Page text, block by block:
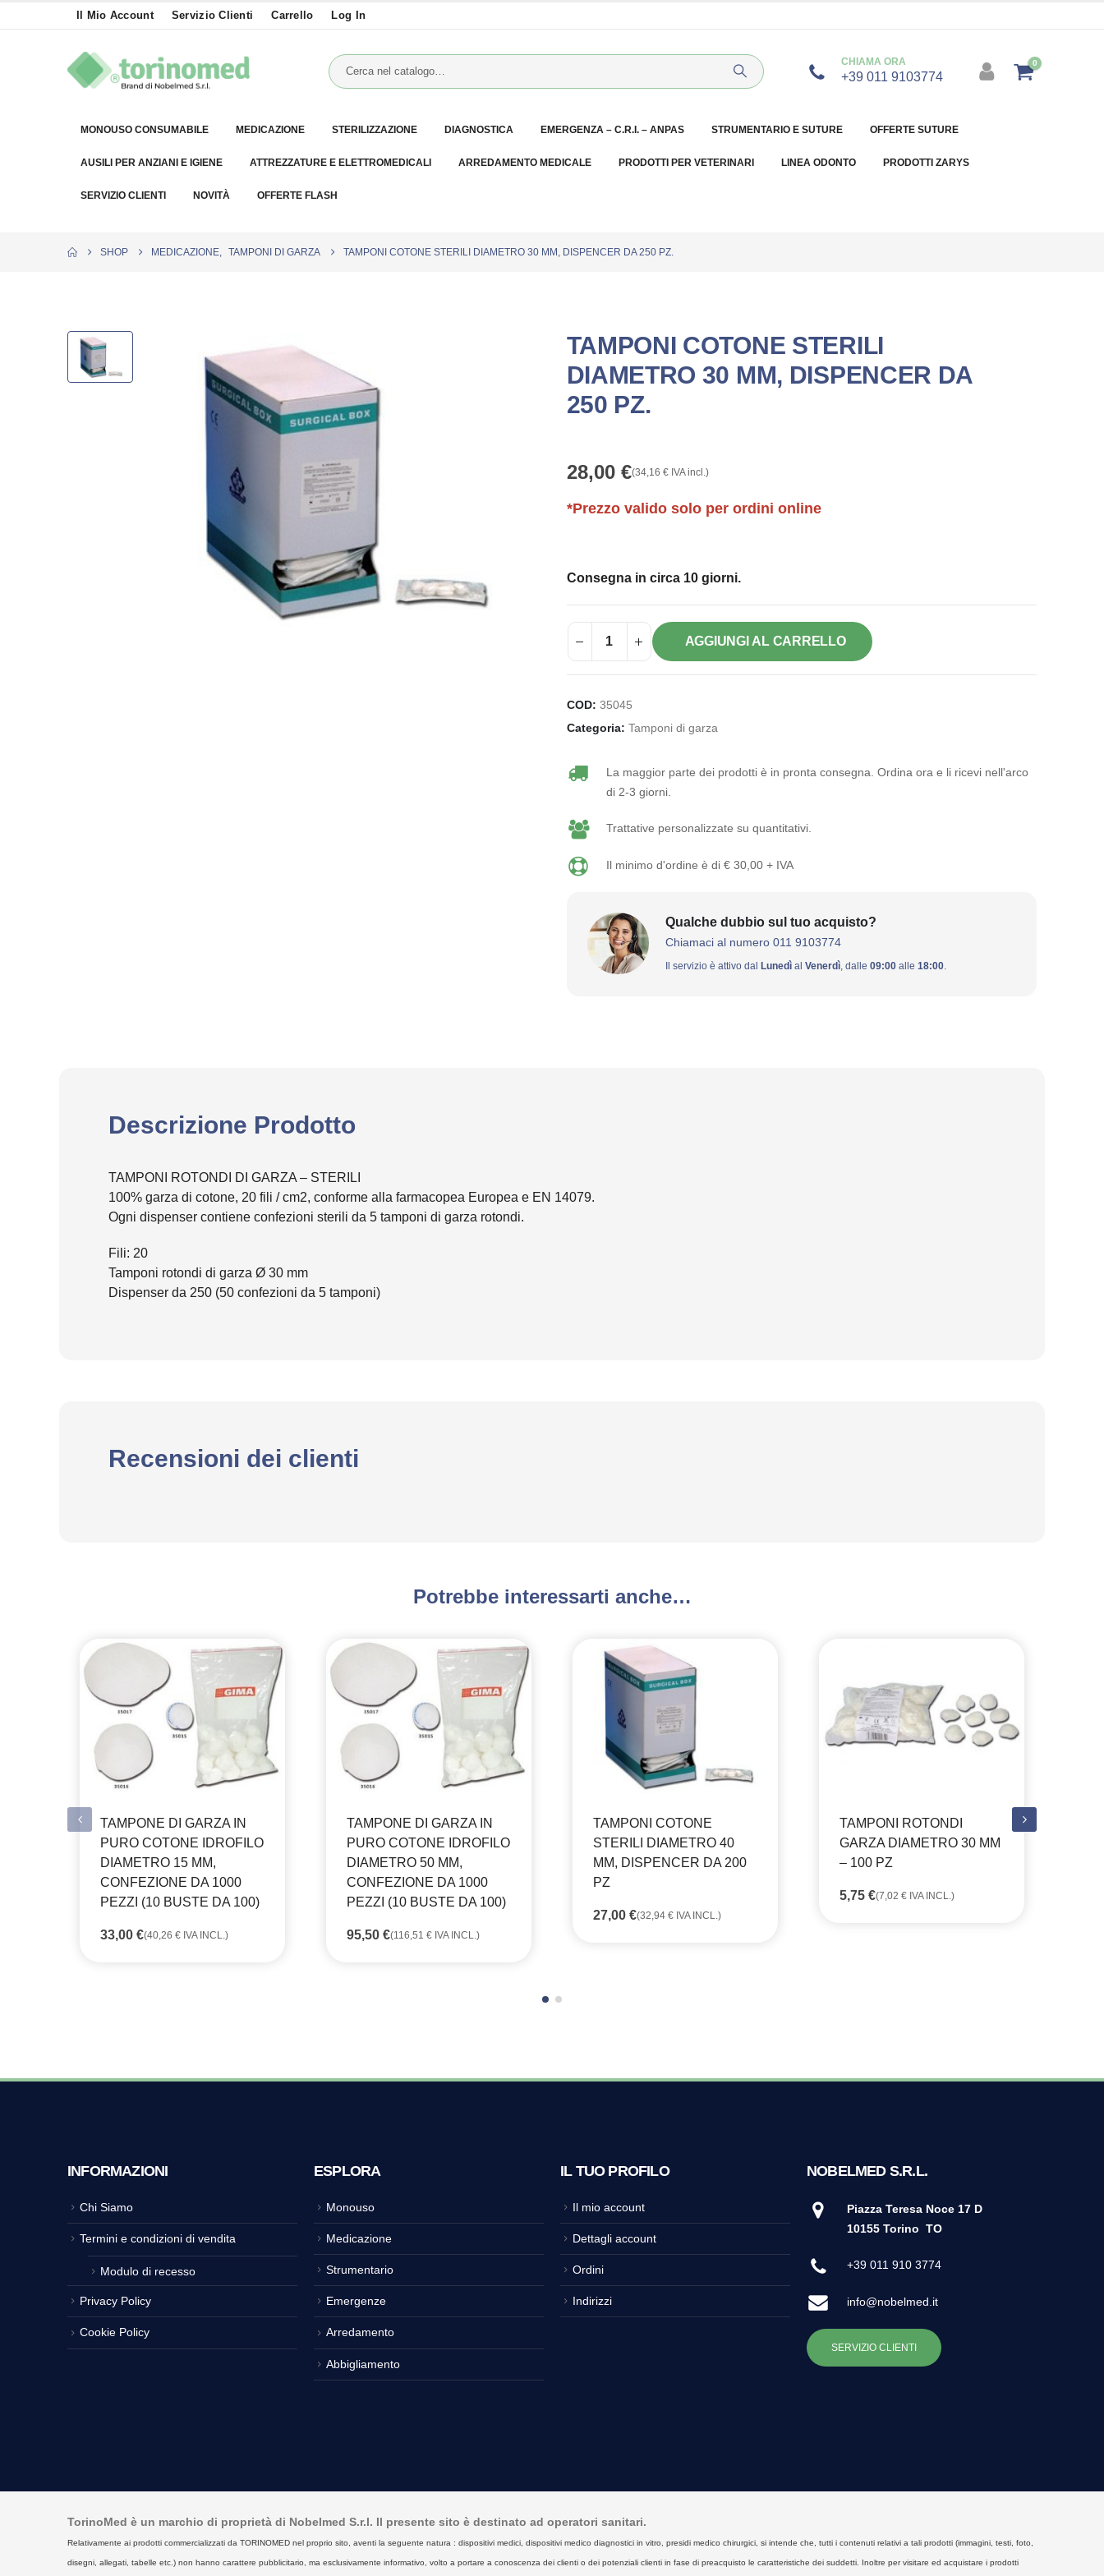
Il Mio Account Servizio Clienti Carrello Log In
CHIAMA ORA
+39 011 9103774
0
MONOUSO CONSUMABILE MEDICAZIONE STERILIZZAZIONE DIAGNOSTICA EMERGENZA – C.R.I. – ANPAS STRUMENTARIO E SUTURE OFFERTE SUTURE
AUSILI PER ANZIANI E IGIENE ATTREZZATURE E ELETTROMEDICALI ARREDAMENTO MEDICALE PRODOTTI PER VETERINARI LINEA ODONTO PRODOTTI ZARYS
SERVIZIO CLIENTI NOVITÀ OFFERTE FLASH
SHOP MEDICAZIONE TAMPONI DI GARZA TAMPONI COTONE STERILI DIAMETRO 30 MM, DISPENCER DA 250 PZ.
TAMPONI COTONE STERILI
DIAMETRO 30 MM, DISPENCER DA
250 PZ.
28,00 €(34,16 €IVA incl.)
*Prezzo valido solo per ordini online
Consegna in circa 10 giorni.
AGGIUNGI AL CARRELLO
COD: 35045
Categoria: Tamponi di garza
La maggior parte dei prodotti è in pronta consegna. Ordina ora e li ricevi nell'arco
di 2-3 giorni.
Trattative personalizzate su quantitativi.
Il minimo d'ordine è di € 30,00 + IVA
Qualche dubbio sul tuo acquisto?
Chiamaci al numero 011 9103774
Il servizio è attivo dal Lunedìal Venerdì, dalle 09:00alle 18:00.
Descrizione Prodotto
TAMPONI ROTONDI DI GARZA – STERILI
100% garza di cotone, 20 fili / cm2, conforme alla farmacopea Europea e EN 14079.
Ogni dispenser contiene confezioni sterili da 5 tamponi di garza rotondi.
Fili: 20
Tamponi rotondi di garza Ø 30 mm
Dispenser da 250 (50 confezioni da 5 tamponi)
Recensioni dei clienti
Potrebbe interessarti anche…
TAMPONE DI GARZA IN
PURO COTONE IDROFILO
DIAMETRO 15 MM,
CONFEZIONE DA 1000
PEZZI (10 BUSTE DA 100)
33,00 €(40,26 € IVA INCL.)
TAMPONE DI GARZA IN
PURO COTONE IDROFILO
DIAMETRO 50 MM,
CONFEZIONE DA 1000
PEZZI (10 BUSTE DA 100)
95,50 €(116,51 € IVA INCL.)
TAMPONI COTONE
STERILI DIAMETRO 40
MM, DISPENCER DA 200
PZ
27,00 €(32,94 € IVA INCL.)
TAMPONI ROTONDI
GARZA DIAMETRO 30 MM
– 100 PZ
5,75 €(7,02 € IVA INCL.)
INFORMAZIONI
Chi Siamo
Termini e condizioni di vendita
Modulo di recesso
Privacy Policy
Cookie Policy
ESPLORA
Monouso
Medicazione
Strumentario
Emergenze
Arredamento
Abbigliamento
IL TUO PROFILO
Il mio account
Dettagli account
Ordini
Indirizzi
NOBELMED S.R.L.
Piazza Teresa Noce 17 D
10155 Torino TO
+39 011 910 3774
info@nobelmed.it
SERVIZIO CLIENTI
TorinoMed è un marchio di proprietà di Nobelmed S.r.l. Il presente sito è destinato ad operatori sanitari.
Relativamente ai prodotti commercializzati da TORINOMED nel proprio sito, aventi la seguente natura : dispositivi medici, dispositivi medico diagnostici in vitro, presidi medico chirurgici, si intende che, tutti i contenuti relativi a tali prodotti (immagini, testi, foto,
disegni, allegati, tabelle etc.) non hanno carattere pubblicitario, ma esclusivamente informativo, volto a portare a conoscenza dei clienti o dei potenziali clienti in fase di preacquisto le caratteristiche dei suddetti. Inoltre per visitare ed acquistare i prodotti